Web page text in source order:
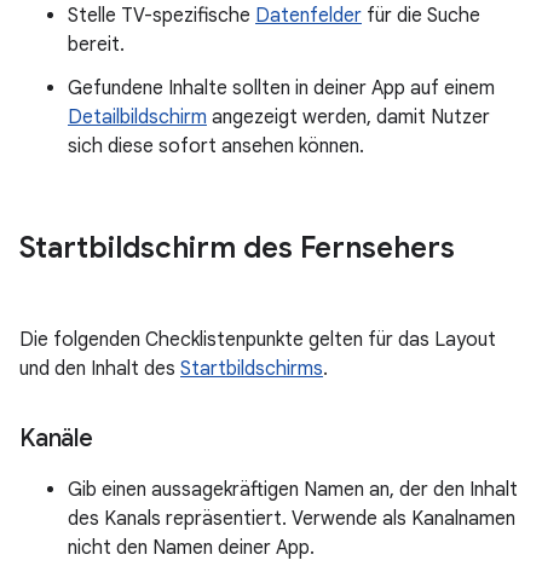
Stelle TV-spezifische Datenfelder für die Suche
bereit.
Gefundene Inhalte sollten in deiner App auf einem
Detailbildschirm angezeigt werden, damit Nutzer
sich diese sofort ansehen können.
Startbildschirm des Fernsehers
Die folgenden Checklistenpunkte gelten für das Layout
und den Inhalt des Startbildschirms.
Kanäle
Gib einen aussagekräftigen Namen an, der den Inhalt
des Kanals repräsentiert. Verwende als Kanalnamen
nicht den Namen deiner App.